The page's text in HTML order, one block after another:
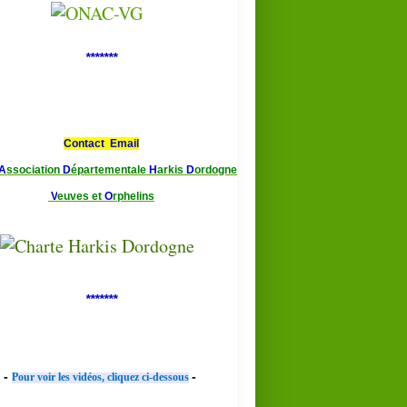
*******
Contact Email
ssociation Départementale Harkis Dordogne
Veuves et Orphelins
*******
- Pour voir les vidéos, cliquez ci-dessous -